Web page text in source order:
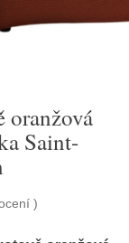
oranžová
Saint-
)